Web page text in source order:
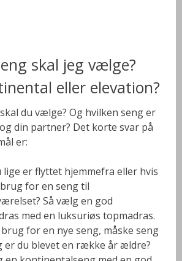
skal jeg vælge?
eller elevation?
du vælge? Og hvilken seng er
din partner? Det korte svar på
er:
lige er flyttet hjemmefra eller hvis
for en seng til
Så vælg en god
med en luksuriøs topmadras.
for en nye seng, måske seng
er du blevet en række år ældre?